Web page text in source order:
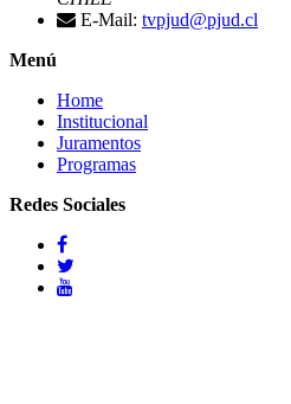
E-Mail: tvpjud@pjud.cl
Menú
Home
Institucional
Juramentos
Programas
Redes Sociales